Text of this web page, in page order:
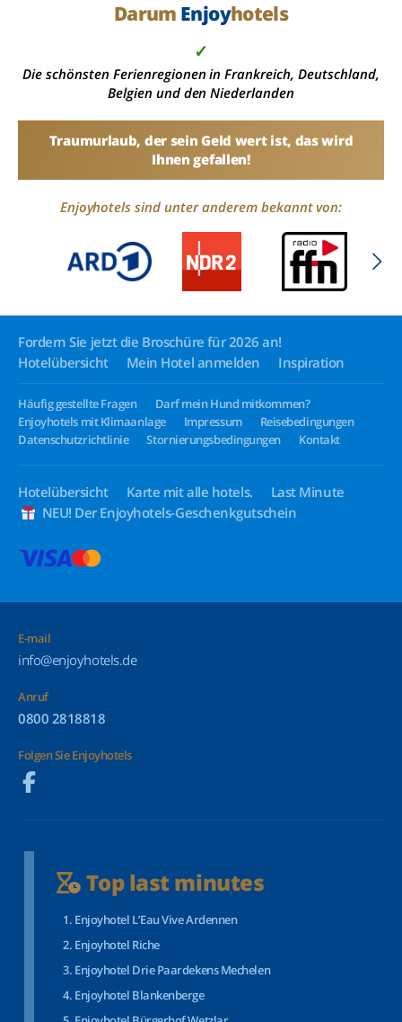
Darum Enjoyhotels
✓
Die schönsten Ferienregionen in Frankreich, Deutschland,
Belgien und den Niederlanden
Traumurlaub, der sein Geld wert ist, das wird
Ihnen gefallen!
Enjoyhotels sind unter anderem bekannt von:
Fordern Sie jetzt die Broschüre für 2026 an!
Hotelübersicht
Mein Hotel anmelden Inspiration
Häufig gestellte Fragen
Darf mein Hund mitkommen?
Enjoyhotels mit Klimaanlage
Impressum
Reisebedingungen
Datenschutzrichtlinie
Stornierungsbedingungen Kontakt
Hotelübersicht Karte mit alle hotels.
Last Minute
NEU! Der Enjoyhotels-Geschenkgutschein
E-mail
info@enjoyhotels.de
Anruf
0800 2818818
Folgen Sie Enjoyhotels
Top last minutes
Enjoyhotel L’Eau Vive Ardennen
Enjoyhotel Riche
Enjoyhotel Drie Paardekens Mechelen
Enjoyhotel Blankenberge